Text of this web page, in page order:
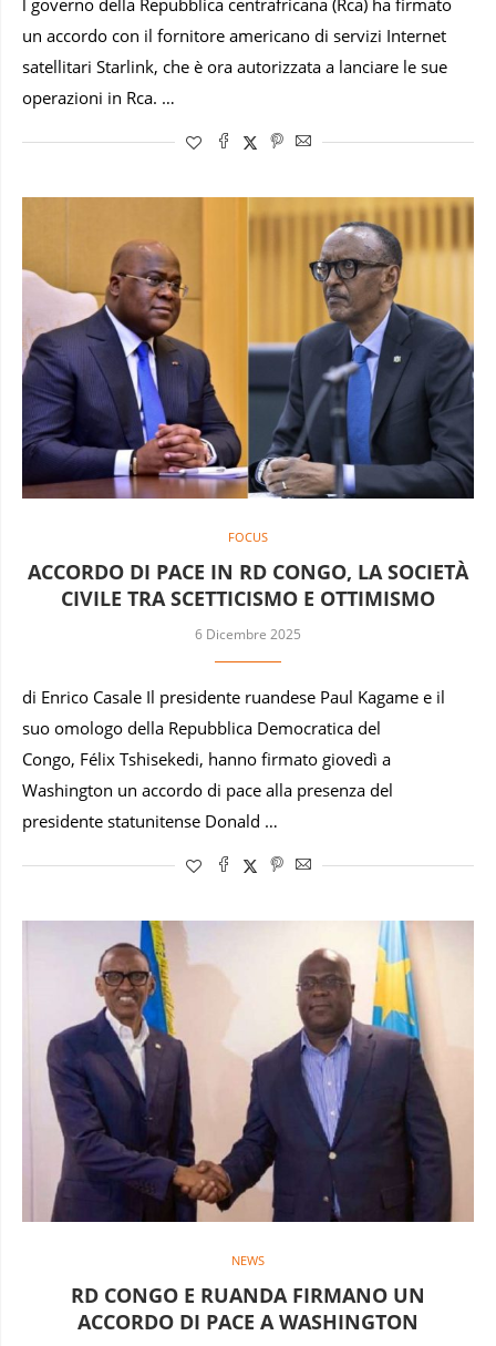
l governo della Repubblica centrafricana (Rca) ha firmato
un accordo con il fornitore americano di servizi Internet
satellitari Starlink, che è ora autorizzata a lanciare le sue
operazioni in Rca. …
FOCUS
ACCORDO DI PACE IN RD CONGO, LA SOCIETÀ
CIVILE TRA SCETTICISMO E OTTIMISMO
6 Dicembre 2025
di Enrico Casale Il presidente ruandese Paul Kagame e il
suo omologo della Repubblica Democratica del
Congo, Félix Tshisekedi, hanno firmato giovedì a
Washington un accordo di pace alla presenza del
presidente statunitense Donald …
NEWS
RD CONGO E RUANDA FIRMANO UN
ACCORDO DI PACE A WASHINGTON